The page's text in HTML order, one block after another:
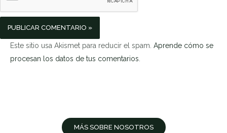
MÁS SOBRE NOSOTROS
Este sitio usa Akismet para reducir el spam. Aprende cómo se
procesan los datos de tus comentarios.